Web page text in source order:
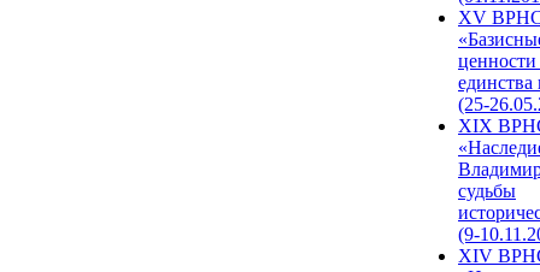
XV
единства
(25-
XIX
судьбы
(9-
XIV